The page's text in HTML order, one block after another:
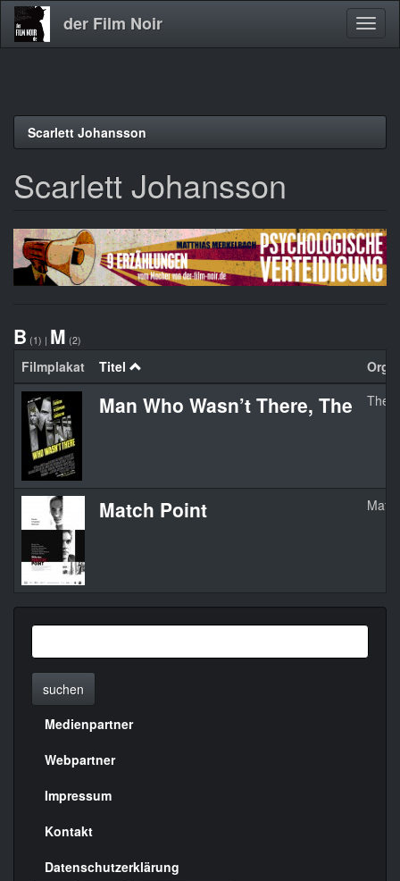
Direkt
der Film Noir
Scarlett Johansson
Scarlett Johansson
B (1) | M (2)
Filmplakat Titel
Man Who Wasn’t There, The The
Match Point
suchen
Menülinks
rechte
Seite
Medienpartner
Webpartner
Impressum
Kontakt
Datenschutzerklärung